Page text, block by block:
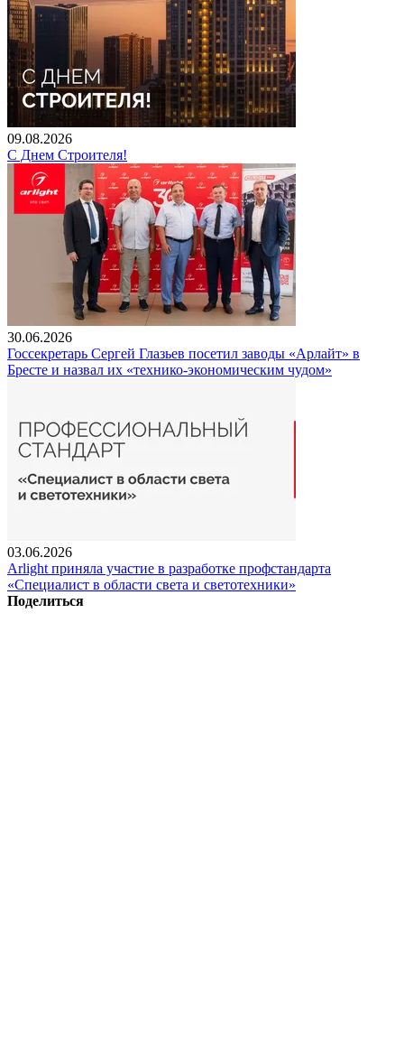
09.08.2026
С Днем Строителя!
30.06.2026
Госсекретарь Сергей Глазьев посетил заводы «Арлайт» в
Бресте и назвал их «технико-экономическим чудом»
03.06.2026
Arlight приняла участие в разработке профстандарта
«Специалист в области света и светотехники»
Поделиться